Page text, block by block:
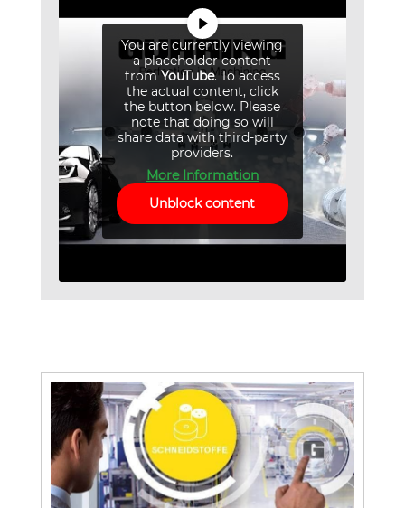
You are currently viewing
a placeholder content
fromYouTube. To access
the actual content, click
the button below. Please
note that doing so will
share data with third-party
providers.
More Information
Unblock content